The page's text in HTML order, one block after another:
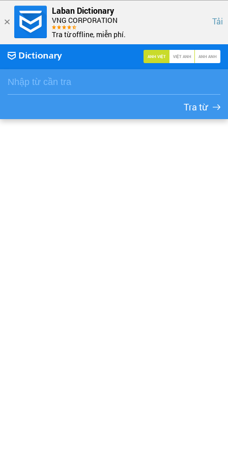
Laban Dictionary
VNG CORPORATION
Tra từ offline, miễn phí.
Tải
ANH VIỆT VIỆT ANH ANH ANH
Tra từ